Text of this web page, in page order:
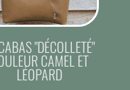
"DÉCOLLETÉ"
CAMEL ET
LÉOPARD